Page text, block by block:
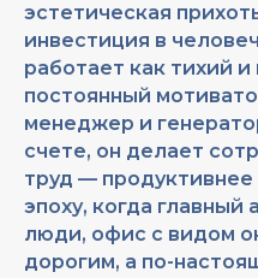
эстетическая
инвестиция в
работает как тихий
постоянный
менеджер и
счете, он делает
труд — продуктивнее
эпоху, когда
люди, офис с видом
дорогим, а по-